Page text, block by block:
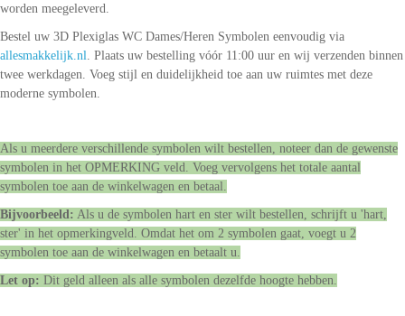
worden meegeleverd.
Bestel uw 3D Plexiglas WC Dames/Heren Symbolen eenvoudig via
allesmakkelijk.nl. Plaats uw bestelling vóór 11:00 uur en wij verzenden binnen
twee werkdagen. Voeg stijl en duidelijkheid toe aan uw ruimtes met deze
moderne symbolen.
Als u meerdere verschillende symbolen wilt bestellen, noteer dan de gewenste
symbolen in het OPMERKING veld. Voeg vervolgens het totale aantal
symbolen toe aan de winkelwagen en betaal.
Bijvoorbeeld: Als u de symbolen hart en ster wilt bestellen, schrijft u 'hart,
ster' in het opmerkingveld. Omdat het om 2 symbolen gaat, voegt u 2
symbolen toe aan de winkelwagen en betaalt u.
Let op: Dit geld alleen als alle symbolen dezelfde hoogte hebben.